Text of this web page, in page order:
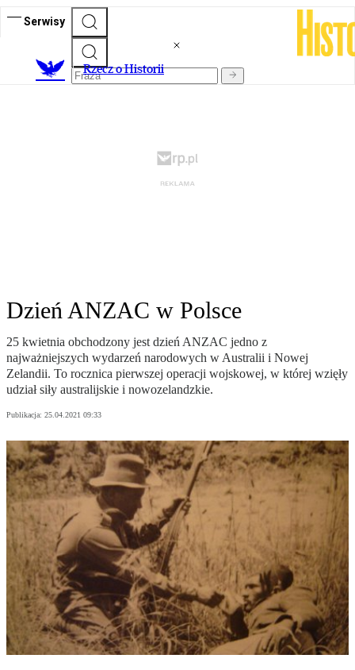
Serwisy
Rzecz o Historii
Dzień ANZAC w Polsce
25 kwietnia obchodzony jest dzień ANZAC jedno z
najważniejszych wydarzeń narodowych w Australii i Nowej
Zelandii. To rocznica pierwszej operacji wojskowej, w której wzięły
udział siły australijskie i nowozelandzkie.
Publikacja: 25.04.2021 09:33